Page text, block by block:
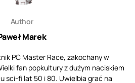
Author
Marek
PC Master Race, zakochany w
fan popkultury z dużym naciskiem
sci-fi lat 50 i 80. Uwielbia grać na